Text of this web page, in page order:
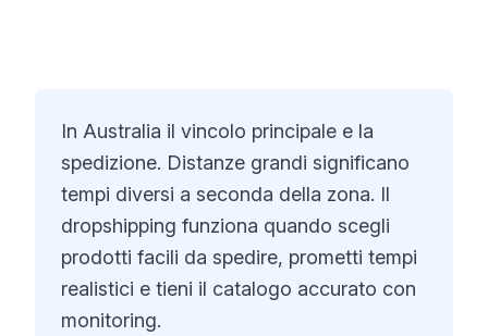
In Australia il vincolo principale e la
spedizione. Distanze grandi significano
tempi diversi a seconda della zona. Il
dropshipping funziona quando scegli
prodotti facili da spedire, prometti tempi
realistici e tieni il catalogo accurato con
monitoring.